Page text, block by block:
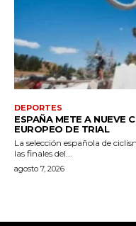
DEPORTES
ESPAÑA METE A NUEVE
EUROPEO DE TRIAL
La selección española de
las finales del...
agosto 7, 2026